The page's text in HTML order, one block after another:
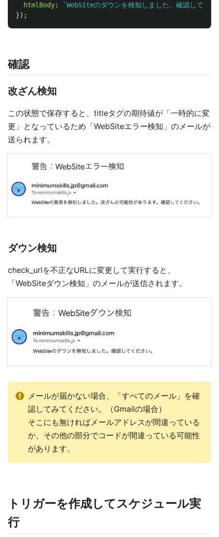
htmlBody:
`WebSiteのダウンを検知しました。確認してく
});
確認
改ざん検知
この状態で保存すると、titleタグの期待値が「一時的に変
更」となっているため「WebSiteエラー検知」のメールが
送られます。
ダウン検知
check_urlを不正なURLに変更して実行すると、
「WebSiteダウン検知」のメールが送信されます。
メールが届かない場合、「すべてのメール」を確
認してみてください。（Gmailの場合）
そこにも無ければメールアドレスが間違っている
か、その他の部分でコードが間違っている可能性
があります。
トリガーを作成してスケジュール実
行